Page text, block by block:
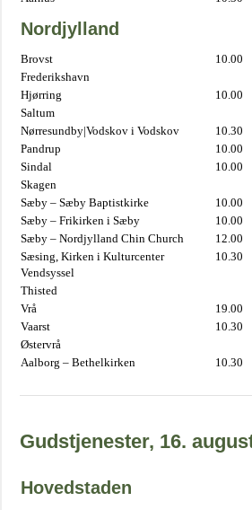
Nordjylland
Brovst 10.00
Frederikshavn
Hjørring
10.00
Saltum
Nørresundby|Vodskov i Vodskov
10.30
Pandrup
10.00
Sindal
10.00
Skagen
Sæby – Sæby Baptistkirke
10.00
Sæby – Frikirken i Sæby
10.00
Sæby – Nordjylland Chin Church
12.00
Sæsing, Kirken i Kulturcenter
Vendsyssel
10.30
Thisted
Vrå
19.00
Vaarst
10.30
Østervrå
Aalborg – Bethelkirken
10.30
Gudstjenester, 16.
Hovedstaden